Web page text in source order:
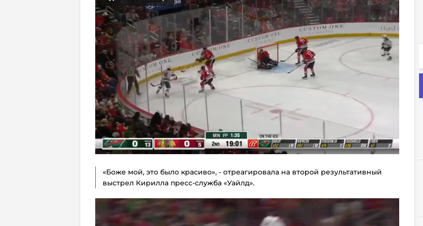
«Боже мой, это было красиво», - отреагировала на второй результативный
выстрел Кирилла пресс-служба «Уайлд».